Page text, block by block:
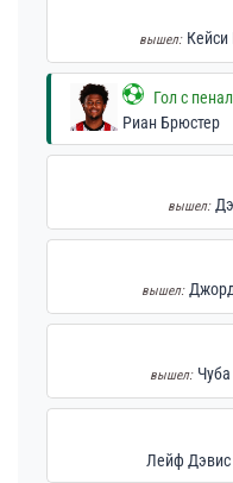
вышел:
Гол с
Риан Брюстер
вышел:
вышел:
вышел:
Лейф Дэвис